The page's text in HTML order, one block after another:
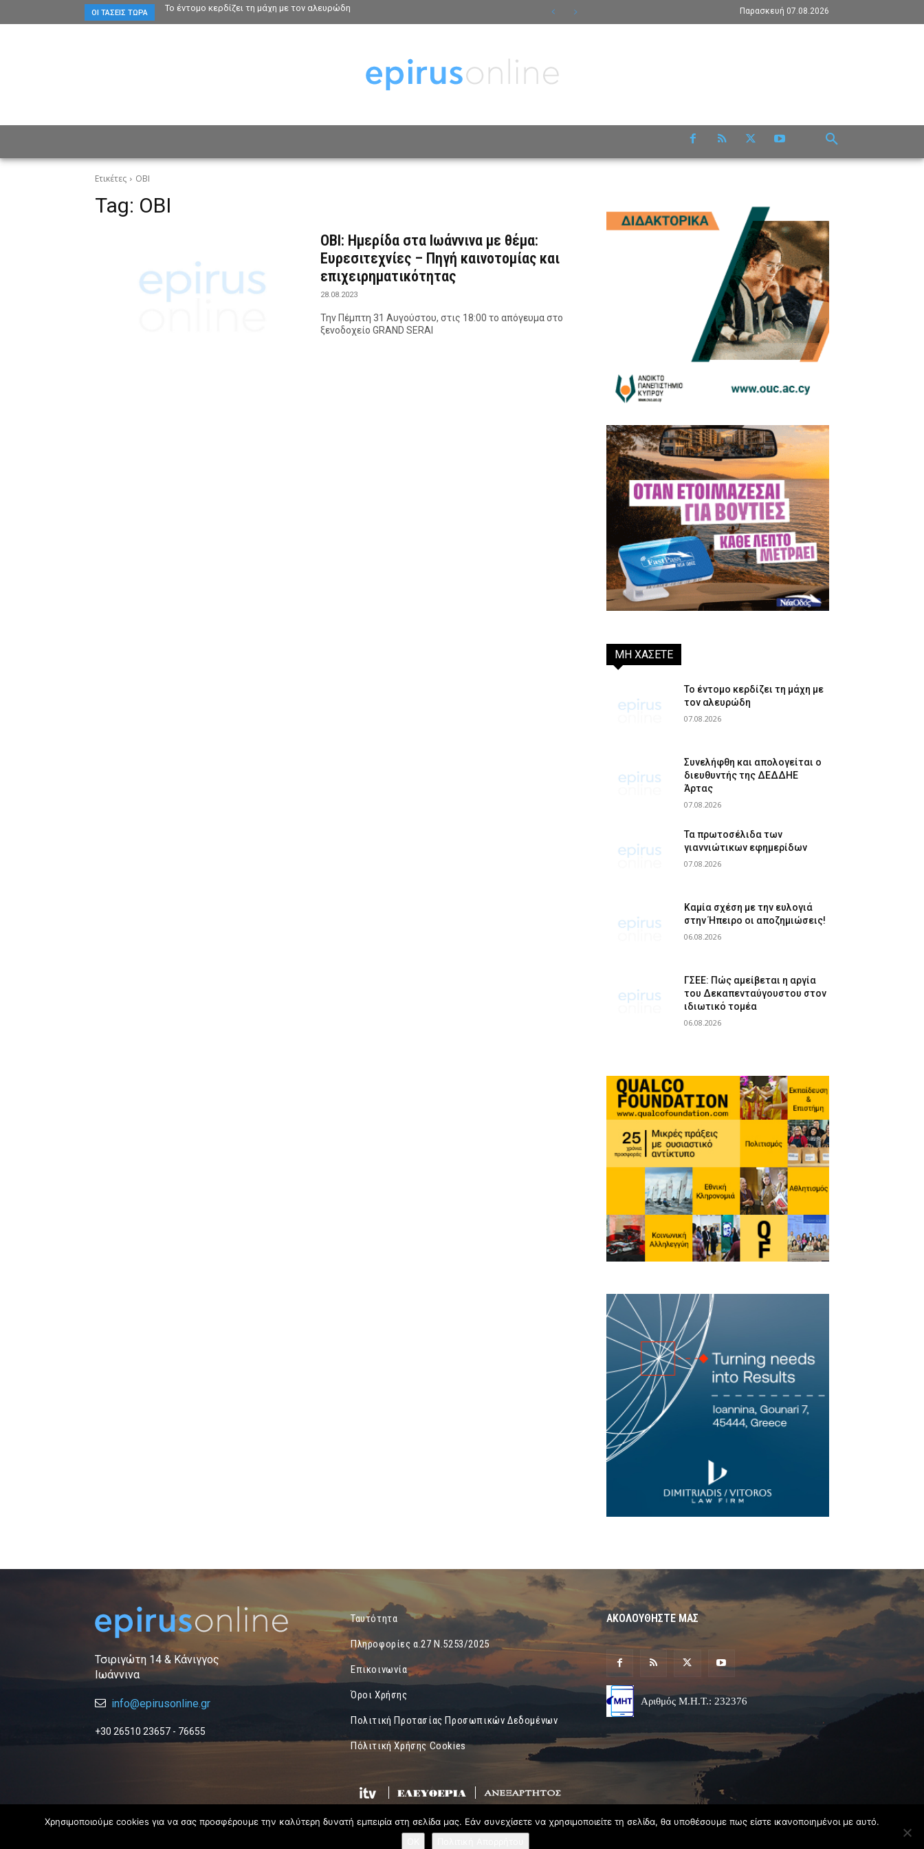
ΟΙ ΤΆΣΕΙΣ ΤΏΡΑ Το έντομο κερδίζει τη μάχη με τον αλευρώδη Παρασκευή 07.08.2026
Ετικέτες ΟΒΙ
Tag: ΟΒΙ
ΟΒΙ: Ημερίδα στα Ιωάννινα με θέμα:
Ευρεσιτεχνίες – Πηγή καινοτομίας και
επιχειρηματικότητας
28.08.2023
Την Πέμπτη 31 Αυγούστου, στις 18:00 το απόγευμα στο
ξενοδοχείο GRAND SERAI
ΜΗ ΧΑΣΕΤΕ
Το έντομο κερδίζει τη μάχη με
τον αλευρώδη
07.08.2026
Συνελήφθη και απολογείται ο
διευθυντής της ΔΕΔΔΗΕ
Άρτας
07.08.2026
Τα πρωτοσέλιδα των
γιαννιώτικων εφημερίδων
07.08.2026
Καμία σχέση με την ευλογιά
στην Ήπειρο οι αποζημιώσεις!
06.08.2026
ΓΣΕΕ: Πώς αμείβεται η αργία
του Δεκαπενταύγουστου στον
ιδιωτικό τομέα
06.08.2026
Τσιριγώτη 14 & Κάνιγγος
Ιωάννινα
info@epirusonline.gr
+30 26510 23657 - 76655
Ταυτότητα
Πληροφορίες α.27 Ν.5253/2025
Επικοινωνία
Όροι Χρήσης
Πολιτική Προτασίας Προσωπικών Δεδομένων
Πόλιτική Χρήσης Cookies
ΑΚΟΛΟΥΘΗΣΤΕ ΜΑΣ
Αριθμός Μ.Η.Τ.: 232376
Χρησιμοποιούμε cookies για να σας προσφέρουμε την καλύτερη δυνατή εμπειρία στη σελίδα μας. Εάν συνεχίσετε να χρησιμοποιείτε τη σελίδα, θα υποθέσουμε πως είστε ικανοποιημένοι με αυτό.